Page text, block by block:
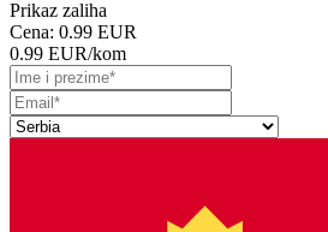
Prikaz zaliha
Cena: 0.99 EUR
0.99 EUR/kom